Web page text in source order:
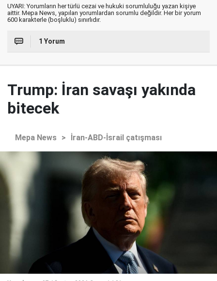
UYARI: Yorumların her türlü cezai ve hukuki sorumluluğu yazan kişiye
aittir. Mepa News, yapılan yorumlardan sorumlu değildir. Her bir yorum
600 karakterle (boşluklu) sınırlıdır.
1 Yorum
Trump: İran savaşı yakında
bitecek
Mepa News > İran-ABD-İsrail çatışması